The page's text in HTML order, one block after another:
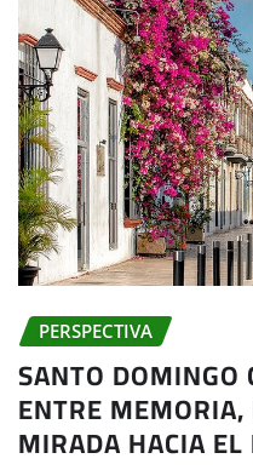
PERSPECTIVA
SANTO DOMINGO
ENTRE
MIRADA HACIA EL